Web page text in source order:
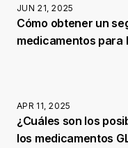
JUN 21, 2025
Cómo obtener un
medicamentos para
APR 11, 2025
¿Cuáles son los
los medicamentos